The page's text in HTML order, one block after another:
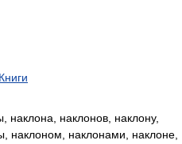
Книги
наклона, наклонов, наклону,
наклоном, наклонами, наклоне,